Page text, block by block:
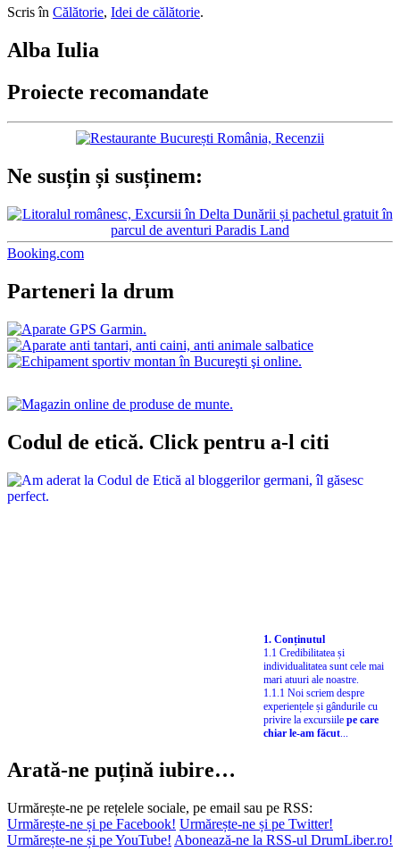
Scris în Călătorie, Idei de călătorie.
Alba Iulia
Proiecte recomandate
Ne susțin și susținem:
Booking.com
Parteneri la drum
Codul de etică. Click pentru a-l citi
1. Conținutul
1.1 Credibilitatea și
individualitatea sunt cele mai
mari atuuri ale noastre.
1.1.1 Noi scriem despre
experiențele și gândurile cu
privire la excursiile pe care
chiar le-am făcut...
Arată-ne puțină iubire…
Urmărește-ne pe rețelele sociale, pe email sau pe RSS:
Urmărește-ne și pe Facebook! Urmărește-ne și pe Twitter!
Urmărește-ne și pe YouTube! Abonează-ne la RSS-ul DrumLiber.ro!